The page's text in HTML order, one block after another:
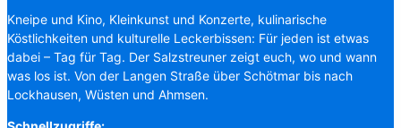
Kneipe und Kino, Kleinkunst und Konzerte, kulinarische
Köstlichkeiten und kulturelle Leckerbissen: Für jeden ist etwas
dabei – Tag für Tag. Der Salzstreuner zeigt euch, wo und wann
was los ist. Von der Langen Straße über Schötmar bis nach
Lockhausen, Wüsten und Ahmsen.